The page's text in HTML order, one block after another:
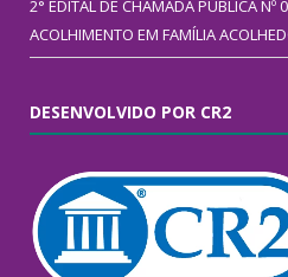
2° EDITAL DE CHAMADA PÚBLICA Nº
ACOLHIMENTO EM FAMÍLIA
DESENVOLVIDO POR CR2